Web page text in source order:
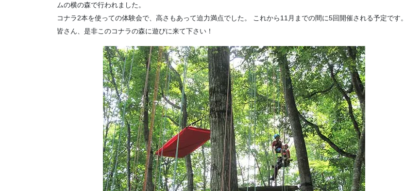
ムの横の森で行われました。
コナラ2本を使っての体験会で、高さもあって迫力満点でした。 これから11月までの間に5回開催される予定です。
皆さん、是非このコナラの森に遊びに来て下さい！